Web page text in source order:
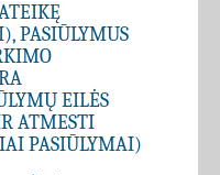
PASIŪLYMUS
EILĖS
ATMESTI
PASIŪLYMAI)